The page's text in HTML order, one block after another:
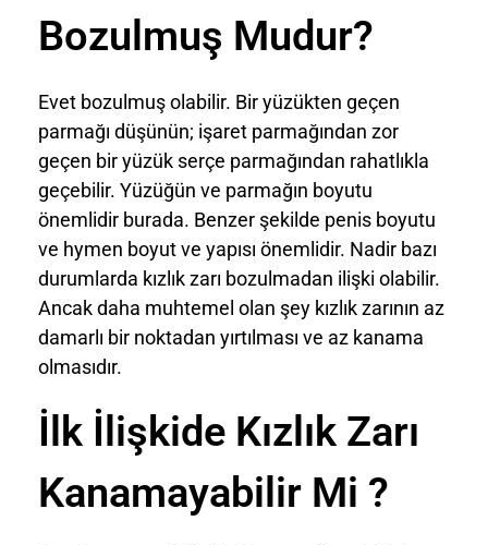
Bozulmuş Mudur?
Evet bozulmuş olabilir. Bir yüzükten geçen
parmağı düşünün; işaret parmağından zor
geçen bir yüzük serçe parmağından rahatlıkla
geçebilir. Yüzüğün ve parmağın boyutu
önemlidir burada. Benzer şekilde penis boyutu
ve hymen boyut ve yapısı önemlidir. Nadir bazı
durumlarda kızlık zarı bozulmadan ilişki olabilir.
Ancak daha muhtemel olan şey kızlık zarının az
damarlı bir noktadan yırtılması ve az kanama
olmasıdır.
İlk İlişkide Kızlık Zarı
Kanamayabilir Mi ?